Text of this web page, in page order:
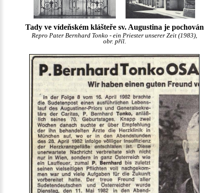
Tady ve vídeňském klášteře sv. Augustina je pochován
Repro Pater Bernhard Tonko - ein Priester unserer Zeit (1983),
obr. příl.